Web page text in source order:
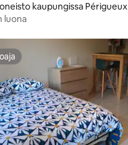
kaupungissa Périgueux
luona